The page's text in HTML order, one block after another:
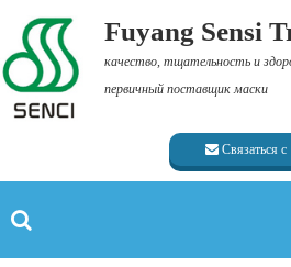
Fuyang Sensi
качество, тщательность и
первичный поставщик маски
Связаться с
поставщиком